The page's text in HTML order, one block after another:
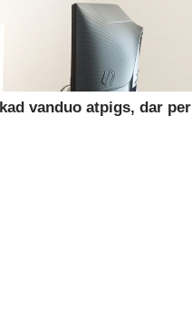
vanduo atpigs, dar per